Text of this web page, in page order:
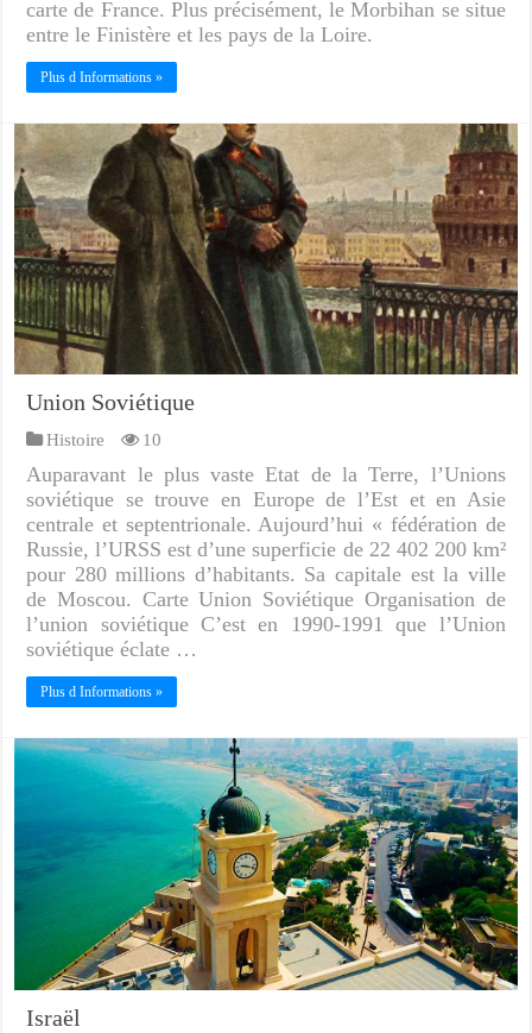
carte de France. Plus précisément, le Morbihan se situe
entre le Finistère et les pays de la Loire.
Plus d Informations »
Union Soviétique
Histoire 10
Auparavant le plus vaste Etat de la Terre, l’Unions
soviétique se trouve en Europe de l’Est et en Asie
centrale et septentrionale. Aujourd’hui « fédération de
Russie, l’URSS est d’une superficie de 22 402 200 km²
pour 280 millions d’habitants. Sa capitale est la ville
de Moscou. Carte Union Soviétique Organisation de
l’union soviétique C’est en 1990-1991 que l’Union
soviétique éclate …
Plus d Informations »
Israël